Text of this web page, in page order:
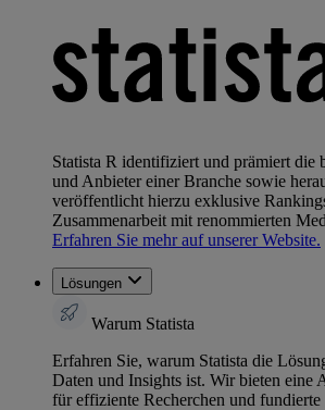
Statista R identifiziert und prämiert die
und Anbieter einer Branche sowie
veröffentlicht hierzu exklusive
Zusammenarbeit mit renommierten
Erfahren Sie mehr auf unserer Website.
Lösungen
Warum Statista
Erfahren Sie, warum Statista die
Daten und Insights ist. Wir bieten eine
für effiziente Recherchen und fundierte